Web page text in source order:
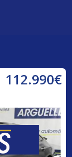
112.990€